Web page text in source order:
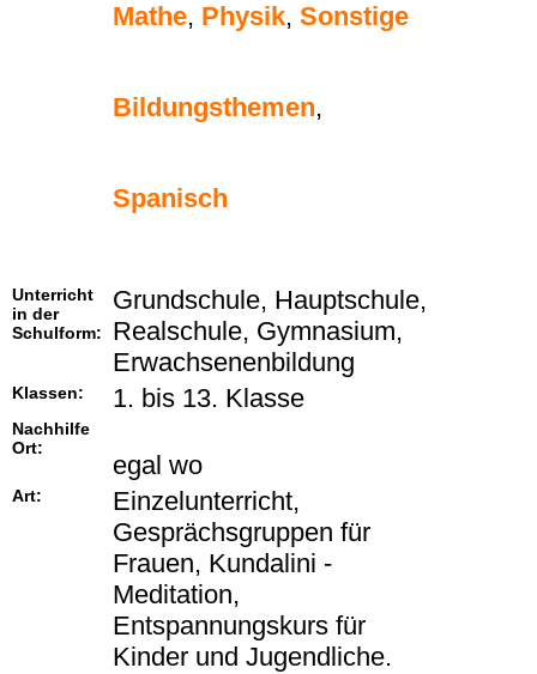
Mathe, Physik, Sonstige
Bildungsthemen,
Spanisch
Unterricht
in der
Schulform:
Grundschule, Hauptschule,
Realschule, Gymnasium,
Erwachsenenbildung
Klassen: 1. bis 13. Klasse
Nachhilfe
Ort:
egal wo
Art:
Einzelunterricht,
Gesprächsgruppen für
Frauen, Kundalini -
Meditation,
Entspannungskurs für
Kinder und Jugendliche.